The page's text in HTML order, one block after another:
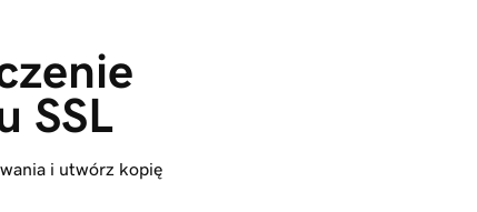
SSL
i utwórz kopię